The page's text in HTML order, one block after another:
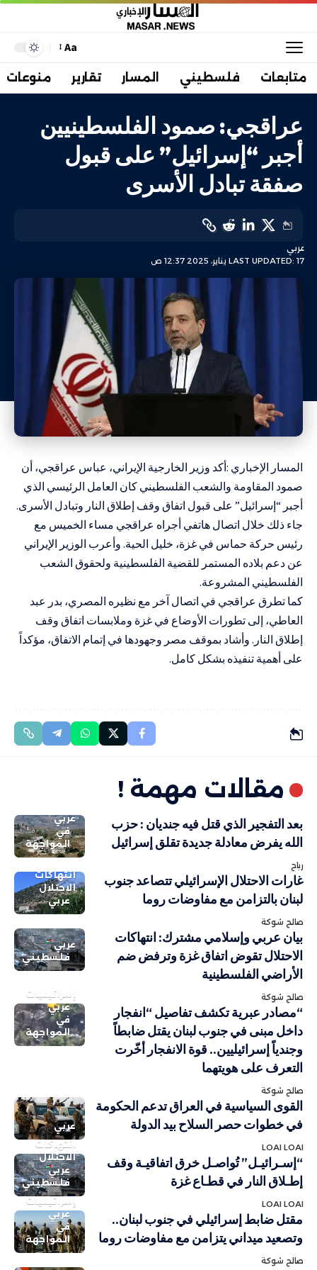
Aa
متابعات فلسطيني المسار تقارير منوعات
عراقجي: صمود الفلسطينيين
أجبر “إسرائيل” على قبول
صفقة تبادل الأسرى
LAST UPDATED: 17 يناير، 2025 12:37 ص
عربي
المسار الإخباري :أكد وزير الخارجية الإيراني، عباس عراقجي، أن
صمود المقاومة والشعب الفلسطيني كان العامل الرئيسي الذي
أجبر “إسرائيل” على قبول اتفاق وقف إطلاق النار وتبادل الأسرى.
جاء ذلك خلال اتصال هاتفي أجراه عراقجي مساء الخميس مع
رئيس حركة حماس في غزة، خليل الحية. وأعرب الوزير الإيراني
عن دعم بلاده المستمر للقضية الفلسطينية ولحقوق الشعب
الفلسطيني المشروعة.
كما تطرق عراقجي في اتصال آخر مع نظيره المصري، بدر عبد
العاطي، إلى تطورات الأوضاع في غزة وملابسات اتفاق وقف
إطلاق النار. وأشاد بموقف مصر وجهودها في إتمام الاتفاق، مؤكداً
على أهمية تنفيذه بشكل كامل.
مقالات مهمة !
عربي
في
المواجهة
بعد التفجير الذي قتل فيه جنديان : حزب
الله يفرض معادلة جديدة تقلق إسرائيل
رباح
انتهاكات
الاحتلال
عربي
غارات الاحتلال الإسرائيلي تتصاعد جنوب
لبنان بالتزامن مع مفاوضات روما
صالح شوكة
عربي
فلسطيني
بيان عربي وإسلامي مشترك: انتهاكات
الاحتلال تقوض اتفاق غزة وترفض ضم
الأراضي الفلسطينية
صالح شوكة
إسرائيليات
عربي
في
المواجهة
“مصادر عبرية تكشف تفاصيل “انفجار
داخل مبنى في جنوب لبنان يقتل ضابطاً
وجندياً إسرائيليين.. قوة الانفجار أخّرت
التعرف على هويتهما
صالح شوكة
عربي
القوى السياسية في العراق تدعم الحكومة
في خطوات حصر السلاح بيد الدولة
LOAI LOAI
انتهاكات
الاحتلال
عربي
فلسطيني
“إسـرائيـل” تُواصـل خرق اتفاقيـة وقف
إطـلاق النار في قطـاع غزة
LOAI LOAI
إسرائيليات
عربي
في
المواجهة
مقتل ضابط إسرائيلي في جنوب لبنان..
وتصعيد ميداني يتزامن مع مفاوضات روما
صالح شوكة